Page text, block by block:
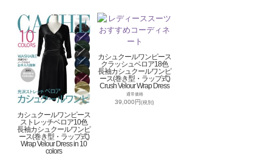
カシュクールワンピース
ストレッチベロア10色
長袖カシュクールワンピ
ース(巻き型・ラップ式)
Wrap Velour Dress in 10
colors
カシュクールワンピース
クラッシュベロア18色
長袖カシュクールワンピ
ース(巻き型・ラップ式)
Crush Velour Wrap Dress
通常価格
39,000円(税別)